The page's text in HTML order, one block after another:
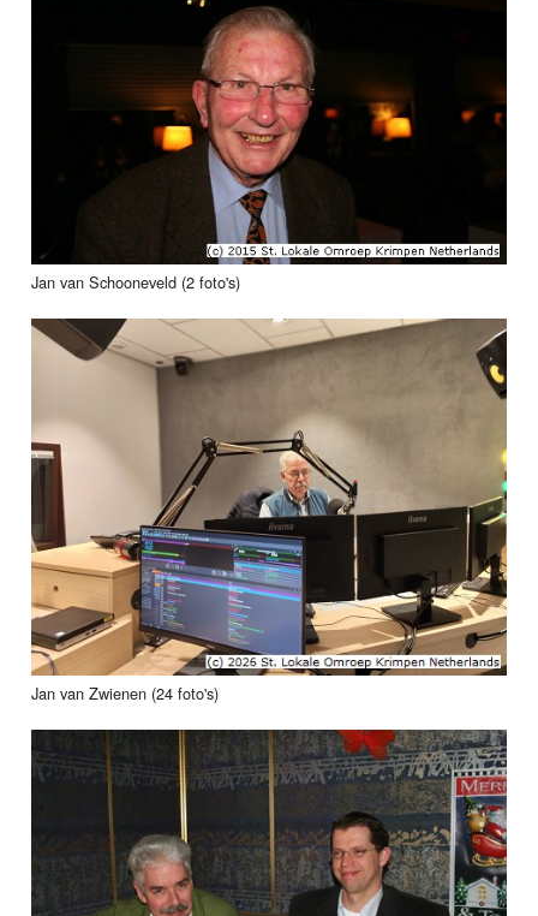
Jan van Schooneveld (2 foto's)
Jan van Zwienen (24 foto's)